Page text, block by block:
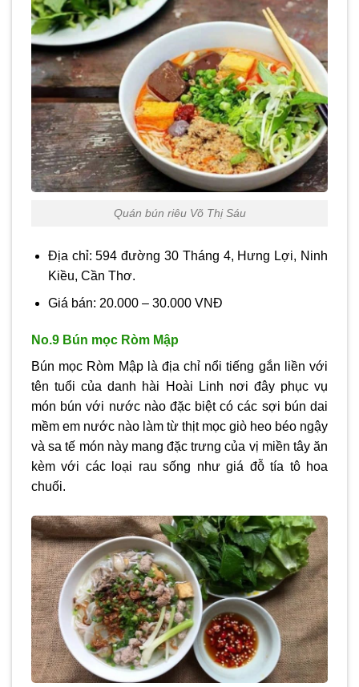
Quán bún riêu Võ Thị Sáu
Địa chỉ: 594 đường 30 Tháng 4, Hưng Lợi, Ninh
Kiều, Cần Thơ.
Giá bán: 20.000 – 30.000 VNĐ
No.9 Bún mọc Ròm Mập
Bún mọc Ròm Mập là địa chỉ nổi tiếng gắn liền với
tên tuổi của danh hài Hoài Linh nơi đây phục vụ
món bún với nước nào đặc biệt có các sợi bún dai
mềm em nước nào làm từ thịt mọc giò heo béo ngậy
và sa tế món này mang đặc trưng của vị miền tây ăn
kèm với các loại rau sống như giá đỗ tía tô hoa
chuối.